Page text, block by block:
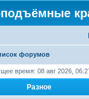
форумов
время: 08 авг 2026,
Разное